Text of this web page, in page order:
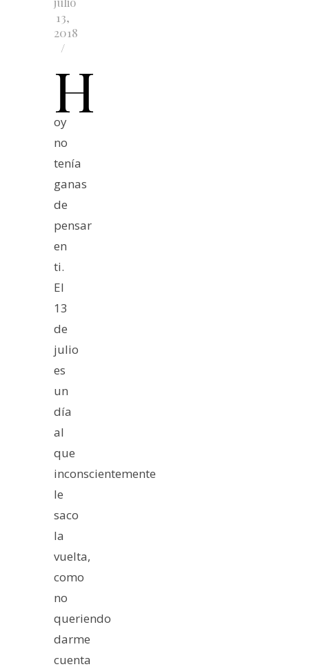
13,
2018
/
H
oy
no
tenía
ganas
de
pensar
en
ti.
El
13
de
julio
es
un
día
al
que
inconscientemente
le
saco
la
vuelta,
como
no
queriendo
darme
cuenta